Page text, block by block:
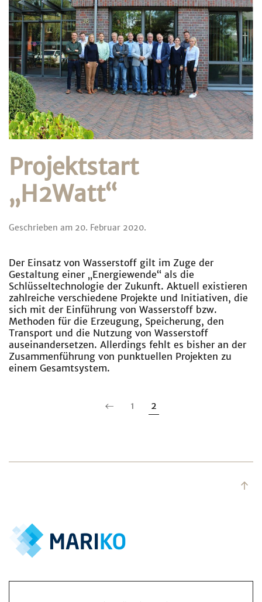
Projektstart
„H2Watt“
Geschrieben am 20. Februar 2020.
Der Einsatz von Wasserstoff gilt im Zuge der
Gestaltung einer „Energiewende“ als die
Schlüsseltechnologie der Zukunft. Aktuell existieren
zahlreiche verschiedene Projekte und Initiativen, die
sich mit der Einführung von Wasserstoff bzw.
Methoden für die Erzeugung, Speicherung, den
Transport und die Nutzung von Wasserstoff
auseinandersetzen. Allerdings fehlt es bisher an der
Zusammenführung von punktuellen Projekten zu
einem Gesamtsystem.
1 2